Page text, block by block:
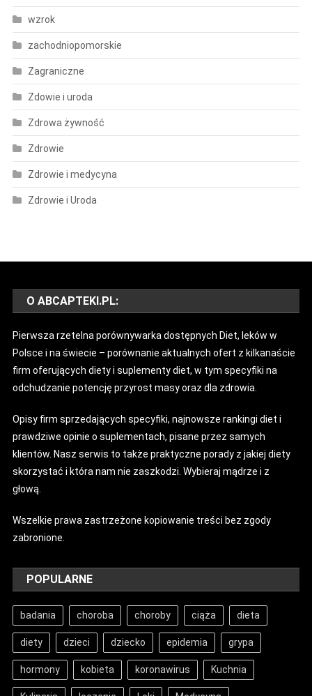
wzrok
zachodniopomorskie
Zagraniczne
Zdowie i uroda
Zdrowa żywność
Zdrowie
Zdrowie i medycyna
Zdrowie i Uroda
O ABCAPTEKI.PL:
Pierwsza rzetelna porównywarka dostępnych Diet, leków w
Polsce i na świecie – porównanie aktualnych ofert z kilkanaście
firm oferujących diety i suplementy diet, w tym specyfiki na
odchudzanie potencję przyrost masy oraz dla zdrowia.
Opisy firm sprzedających specyfiki, najnowsze rankingi diet i
prawdziwe opinie o suplementach, pisane przez samych
klientów. Nasz serwis to także praktyczne porady z jakiej diety
skorzystać i która nam nie zaszkodzi. Wybieraj mądrze i z
głową.
Wszelkie prawa zastrzeżone kopiowanie treści bez zgody
zabronione.
POPULARNE
badania choroba choroby ciąża dieta
diety dzieci dziecko epidemia grypa
hormony kobieta koronawirus Kuchnia